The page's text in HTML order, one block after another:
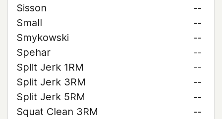
Sisson
--
Small
--
Smykowski
--
Spehar
--
Split Jerk 1RM
--
Split Jerk 3RM
--
Split Jerk 5RM
--
Squat Clean 3RM
--